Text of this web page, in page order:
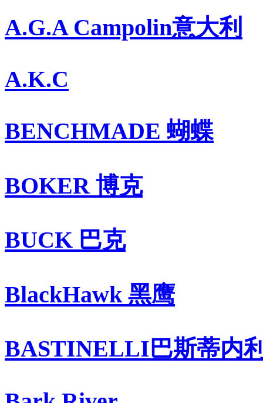
A.G.A Campolin意大利
A.K.C
BENCHMADE 蝴蝶
BOKER 博克
BUCK 巴克
BlackHawk 黑鹰
BASTINELLI巴斯蒂内